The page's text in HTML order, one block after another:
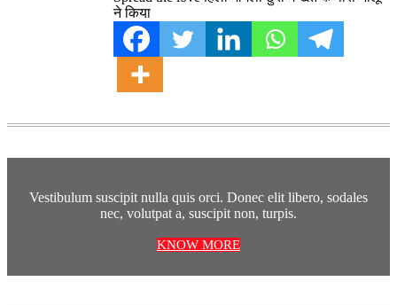
ने किया
Vestibulum suscipit nulla quis orci. Donec elit libero, sodales
nec, volutpat a, suscipit non, turpis.
KNOW MORE